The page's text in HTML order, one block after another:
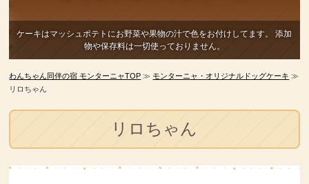
ケーキはマッシュポテトにお野菜や果物の汁で色をお付けしてます。
添加
物や保存料は一切使っておりません。
わんちゃん同伴の宿 モンターニャTOP ≫モンターニャ・オリジナルドッグケーキ ≫
リロちゃん
リロちゃん